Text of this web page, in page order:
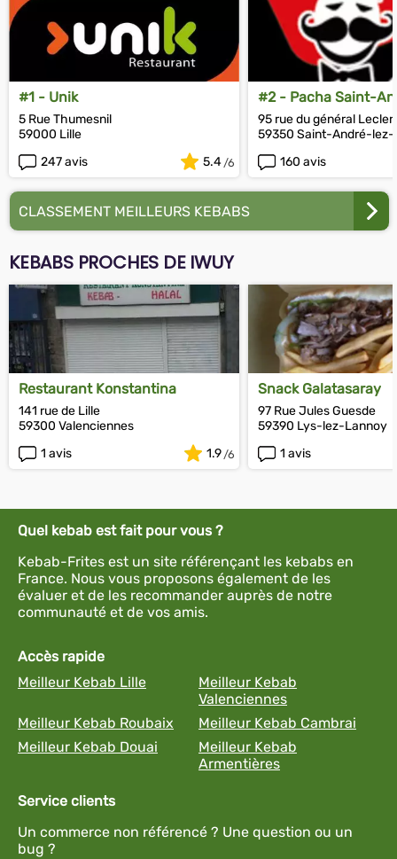
#1 - Unik
5 Rue Thumesnil
59000 Lille
247 avis
5.4
#2 - Pacha Saint-
95 rue du général
59350 Saint-André-lez-
160 avis
CLASSEMENT MEILLEURS KEBABS
KEBABS PROCHES DE IWUY
Restaurant Konstantina
141 rue de Lille
59300 Valenciennes
1 avis
1.9
Snack Galatasaray
97 Rue Jules Guesde
59390 Lys-lez-Lannoy
1 avis
Quel kebab est fait pour vous ?
Kebab-Frites est un site référençant les kebabs en
France. Nous vous proposons également de les
évaluer et de les recommander auprès de notre
communauté et de vos amis.
Accès rapide
Meilleur Kebab Lille
Meilleur Kebab
Valenciennes
Meilleur Kebab Roubaix
Meilleur Kebab Cambrai
Meilleur Kebab Douai
Meilleur Kebab
Armentières
Service clients
Un commerce non référencé ? Une question ou un
bug ?